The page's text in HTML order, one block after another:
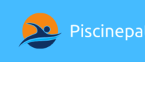
contenu